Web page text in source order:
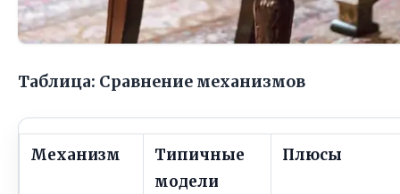
Таблица: Сравнение механизмов
Механизм
Типичные
модели
Плюсы